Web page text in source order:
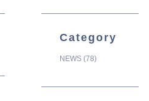
Category
NEWS (78)